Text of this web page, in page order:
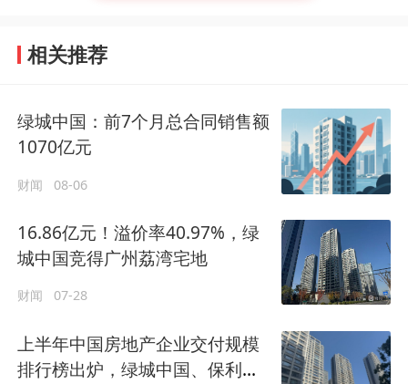
相关推荐
绿城中国：前7个月总合同销售额
1070亿元
财闻 08-06
16.86亿元！溢价率40.97%，绿
城中国竞得广州荔湾宅地
财闻 07-28
上半年中国房地产企业交付规模
排行榜出炉，绿城中国、保利发